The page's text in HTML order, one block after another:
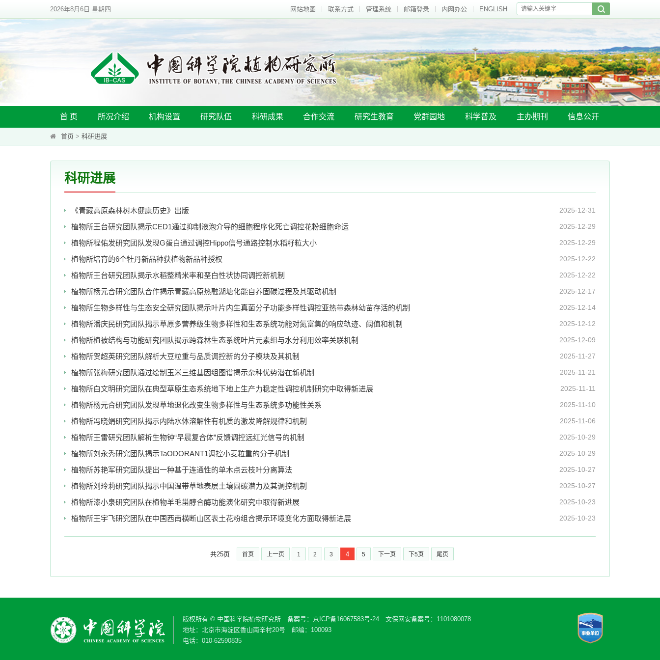
2026年8月6日 星期四 网站地图 联系方式 管理系统 邮箱登录 内网办公 ENGLISH
首 页 所况介绍 机构设置 研究队伍 科研成果 合作交流 研究生教育 党群园地 科学普及 主办期刊 信息公开
首页 > 科研进展
科研进展
2025-12-31
《青藏高原森林树木健康历史》出版
2025-12-29
植物所王台研究团队揭示CED1通过抑制液泡介导的细胞程序化死亡调控花粉细胞命运
2025-12-29
植物所程佑发研究团队发现G蛋白通过调控Hippo信号通路控制水稻籽粒大小
2025-12-22
植物所培育的6个牡丹新品种获植物新品种授权
2025-12-22
植物所王台研究团队揭示水稻整精米率和垩白性状协同调控新机制
2025-12-17
植物所杨元合研究团队合作揭示青藏高原热融湖塘化能自养固碳过程及其驱动机制
2025-12-14
植物所生物多样性与生态安全研究团队揭示叶片内生真菌分子功能多样性调控亚热带森林幼苗存活的机制
2025-12-12
植物所潘庆民研究团队揭示草原多营养级生物多样性和生态系统功能对氮富集的响应轨迹、阈值和机制
2025-12-09
植物所植被结构与功能研究团队揭示跨森林生态系统叶片元素组与水分利用效率关联机制
2025-11-27
植物所贺超英研究团队解析大豆粒重与品质调控新的分子模块及其机制
2025-11-21
植物所张梅研究团队通过绘制玉米三维基因组图谱揭示杂种优势潜在新机制
2025-11-11
植物所白文明研究团队在典型草原生态系统地下地上生产力稳定性调控机制研究中取得新进展
2025-11-10
植物所杨元合研究团队发现草地退化改变生物多样性与生态系统多功能性关系
2025-11-06
植物所冯晓娟研究团队揭示内陆水体溶解性有机质的激发降解规律和机制
2025-10-29
植物所王雷研究团队解析生物钟“早晨复合体”反馈调控远红光信号的机制
2025-10-29
植物所刘永秀研究团队揭示TaODORANT1调控小麦粒重的分子机制
2025-10-27
植物所苏艳军研究团队提出一种基于连通性的单木点云枝叶分离算法
2025-10-27
植物所刘玲莉研究团队揭示中国温带草地表层土壤固碳潜力及其调控机制
2025-10-23
植物所漆小泉研究团队在植物羊毛甾醇合酶功能演化研究中取得新进展
2025-10-23
植物所王宇飞研究团队在中国西南横断山区表土花粉组合揭示环境变化方面取得新进展
共25页 首页 上一页 1 2 3 4 5 下一页 下5页 尾页
版权所有 © 中国科学院植物研究所 备案号： 京ICP备16067583号-24 文保网安备案号：1101080078
地址：北京市海淀区香山南辛村20号 邮编：100093
电话：010-62590835